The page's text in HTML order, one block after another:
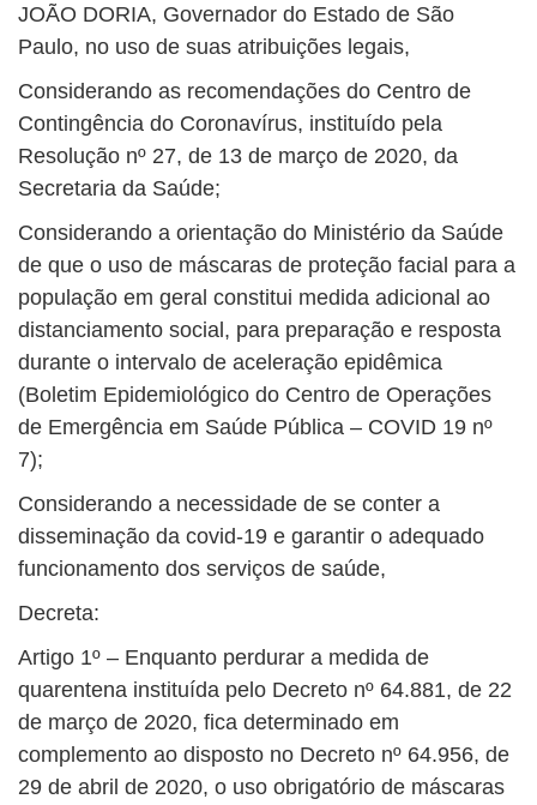
JOÃO DORIA, Governador do Estado de São
Paulo, no uso de suas atribuições legais,
Considerando as recomendações do Centro de
Contingência do Coronavírus, instituído pela
Resolução nº 27, de 13 de março de 2020, da
Secretaria da Saúde;
Considerando a orientação do Ministério da Saúde
de que o uso de máscaras de proteção facial para a
população em geral constitui medida adicional ao
distanciamento social, para preparação e resposta
durante o intervalo de aceleração epidêmica
(Boletim Epidemiológico do Centro de Operações
de Emergência em Saúde Pública – COVID 19 nº
7);
Considerando a necessidade de se conter a
disseminação da covid-19 e garantir o adequado
funcionamento dos serviços de saúde,
Decreta:
Artigo 1º – Enquanto perdurar a medida de
quarentena instituída pelo Decreto nº 64.881, de 22
de março de 2020, fica determinado em
complemento ao disposto no Decreto nº 64.956, de
29 de abril de 2020, o uso obrigatório de máscaras